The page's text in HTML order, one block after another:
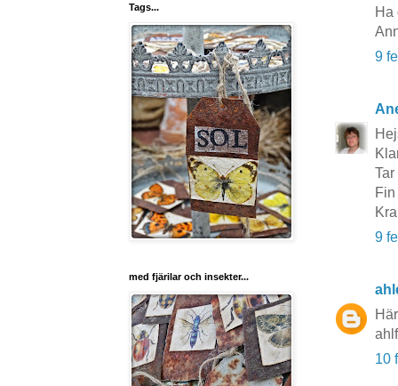
Ha
9
9
10
Tags...
med fjärilar och insekter...